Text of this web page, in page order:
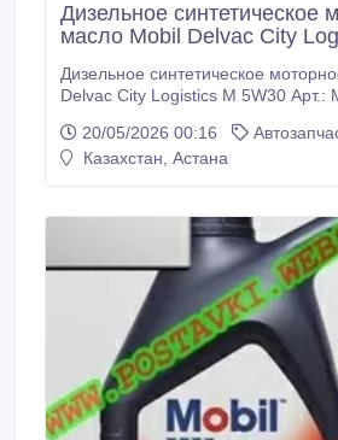
Дизельное синтетическое
масло Mobil Delvac City
Дизельное синтетическое
Delvac City Logistics M 5W30 Арт.:
Logistics M 5W-30 - синтетическое
с низким содержанием золы, которое обеспечивает
20/05/2026 00:16
Казахстан, Астана